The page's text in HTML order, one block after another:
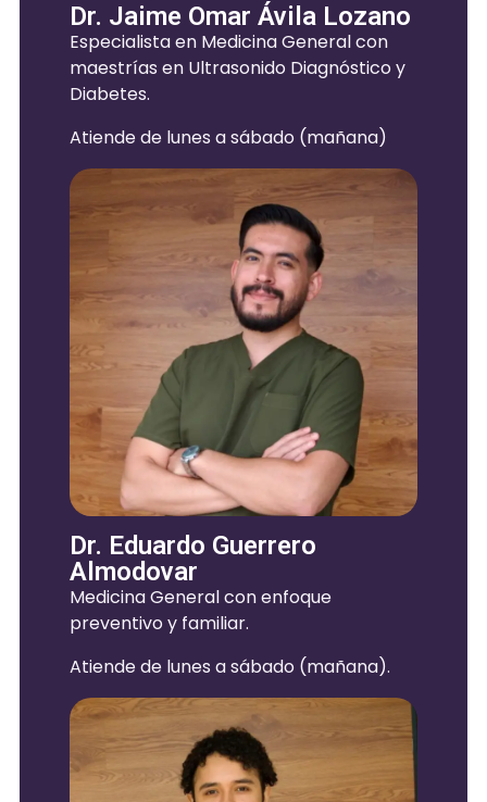
Dr. Jaime Omar Ávila Lozano
Especialista en Medicina General con
maestrías en Ultrasonido Diagnóstico y
Diabetes.
Atiende de lunes a sábado (mañana)
Dr. Eduardo Guerrero
Almodovar
Medicina General con enfoque
preventivo y familiar.
Atiende de lunes a sábado (mañana).